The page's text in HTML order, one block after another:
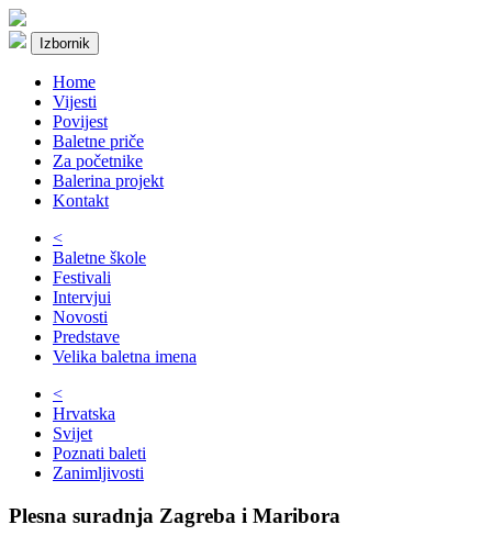
Izbornik
Home
Vijesti
Povijest
Baletne priče
Za početnike
Balerina projekt
Kontakt
<
Baletne škole
Festivali
Intervjui
Novosti
Predstave
Velika baletna imena
<
Hrvatska
Svijet
Poznati baleti
Zanimljivosti
Plesna suradnja Zagreba i Maribora